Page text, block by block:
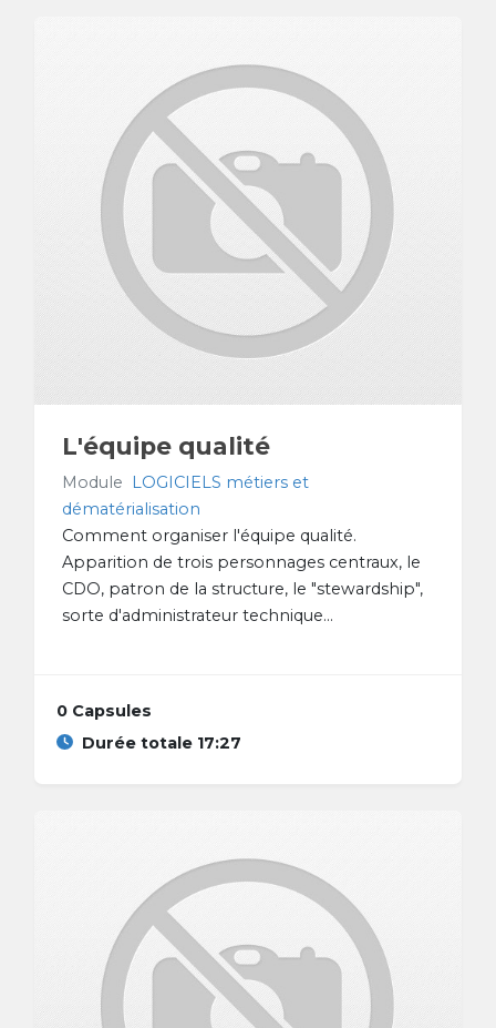
L'équipe qualité
Module
LOGICIELS métiers et
dématérialisation
Comment organiser l'équipe qualité.
Apparition de trois personnages centraux, le
CDO, patron de la structure, le "stewardship",
sorte d'administrateur technique...
0 Capsules
Durée totale 17:27